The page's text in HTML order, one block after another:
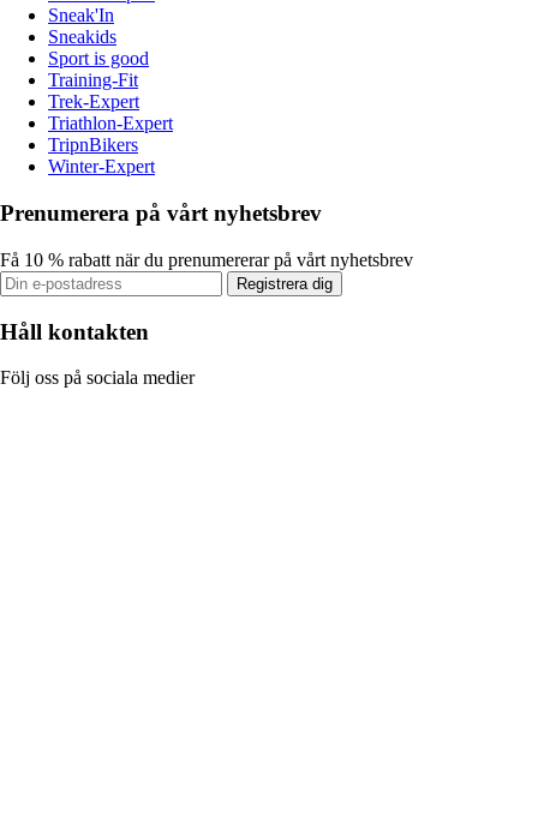
Sneak'In
Sneakids
Sport is good
Training-Fit
Trek-Expert
Triathlon-Expert
TripnBikers
Winter-Expert
Prenumerera på vårt nyhetsbrev
Få 10 % rabatt när du prenumererar på vårt nyhetsbrev
Registrera dig
Håll kontakten
Följ oss på sociala medier